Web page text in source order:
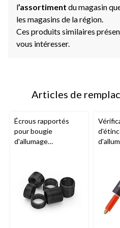
l’assortiment du magasin
les magasins de la région.
Ces produits similaires
vous intéresser.
Articles de
Écrous rapportés
pour bougie
d'allumage
inoxydable, paq. 6,
M14 x 1,25, 44648